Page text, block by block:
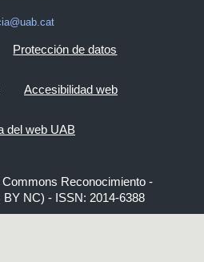
Protección de datos
Accesibilidad web
del web UAB
Reconocimiento -
NC) - ISSN: 2014-6388